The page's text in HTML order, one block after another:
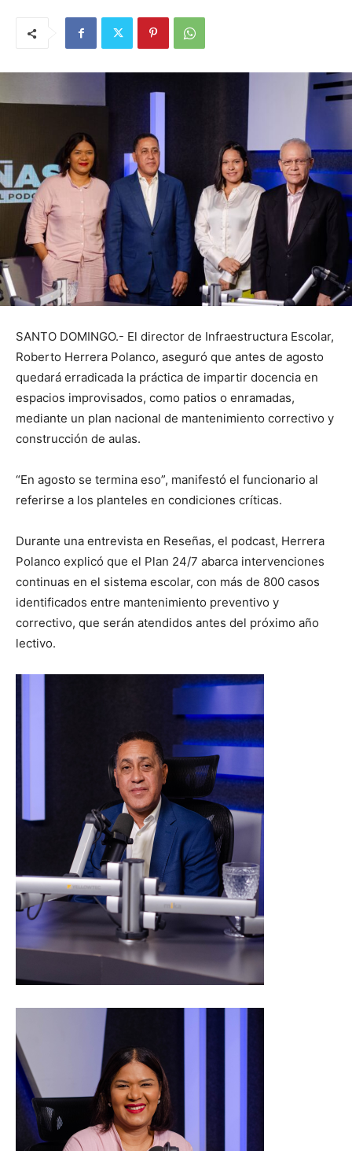
SANTO DOMINGO.- El director de Infraestructura Escolar,
Roberto Herrera Polanco, aseguró que antes de agosto
quedará erradicada la práctica de impartir docencia en
espacios improvisados, como patios o enramadas,
mediante un plan nacional de mantenimiento correctivo y
construcción de aulas.
“En agosto se termina eso”, manifestó el funcionario al
referirse a los planteles en condiciones críticas.
Durante una entrevista en Reseñas, el podcast, Herrera
Polanco explicó que el Plan 24/7 abarca intervenciones
continuas en el sistema escolar, con más de 800 casos
identificados entre mantenimiento preventivo y
correctivo, que serán atendidos antes del próximo año
lectivo.